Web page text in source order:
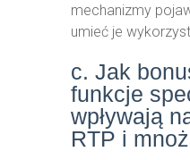
mechanizmy
umieć je
c. Jak
funkcje
wpływają
RTP i